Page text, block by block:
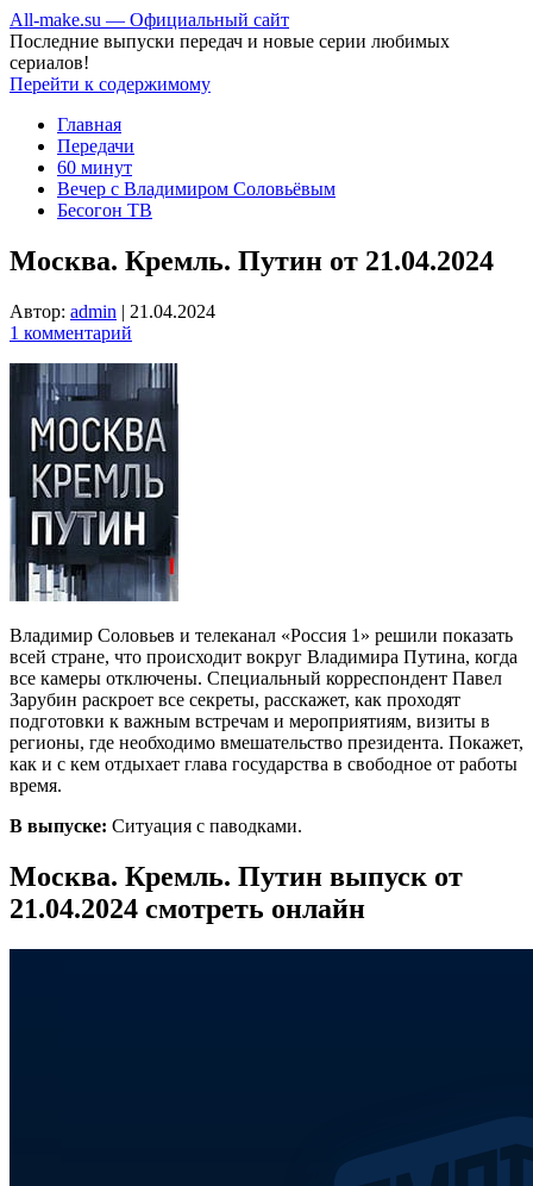
All-make.su — Официальный сайт
Последние выпуски передач и новые серии любимых
сериалов!
Перейти к содержимому
Главная
Передачи
60 минут
Вечер с Владимиром Соловьёвым
Бесогон ТВ
Москва. Кремль. Путин от 21.04.2024
Автор: admin | 21.04.2024
1 комментарий
Владимир Соловьев и телеканал «Россия 1» решили показать
всей стране, что происходит вокруг Владимира Путина, когда
все камеры отключены. Специальный корреспондент Павел
Зарубин раскроет все секреты, расскажет, как проходят
подготовки к важным встречам и мероприятиям, визиты в
регионы, где необходимо вмешательство президента. Покажет,
как и с кем отдыхает глава государства в свободное от работы
время.
В выпуске: Ситуация с паводками.
Москва. Кремль. Путин выпуск от
21.04.2024 смотреть онлайн